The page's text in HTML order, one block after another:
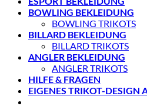
BOWLING BEKLEIDUNG
BOWLING TRIKOTS
BILLARD BEKLEIDUNG
BILLARD TRIKOTS
ANGLER BEKLEIDUNG
ANGLER TRIKOTS
HILFE & FRAGEN
EIGENES TRIKOT-DESIGN